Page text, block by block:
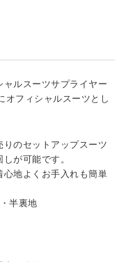
ルスーツサプライヤー
オフィシャルスーツとし
のセットアップスーツ
が可能です。
地よくお手入れも簡単
半裏地